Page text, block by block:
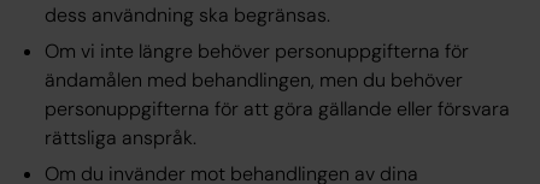
dess användning ska begränsas.
Om vi inte längre behöver personuppgifterna för
ändamålen med behandlingen, men du behöver
personuppgifterna för att göra gällande eller försvara
rättsliga anspråk.
Om du invänder mot behandlingen av dina